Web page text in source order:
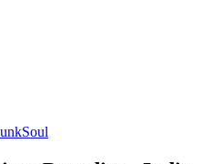
Soul